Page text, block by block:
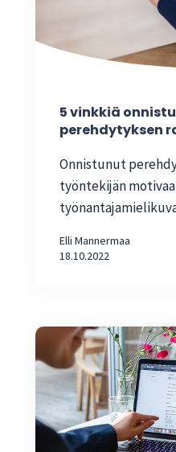
5 vinkkiä
perehdytyksen
Onnistunut
työntekijän
Elli Mannermaa
18.10.2022